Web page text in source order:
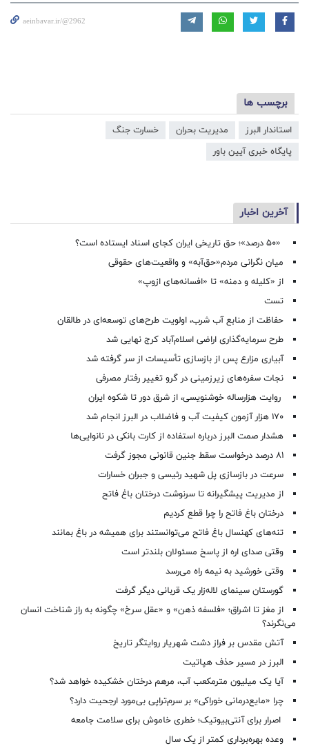
aeinbavar.ir/@2962
برچسب ها
استاندار البرز مدیریت بحران
خسارت جنگ
پایگاه خبری آیین باور
آخرین اخبار
«۵۰ درصد»؛ حق تاریخی ایران کجای اسناد ایستاده است؟
میان نگرانی مردم«حق‌آبه» و واقعیت‌های حقوقی
از «کلیله و دمنه» تا «افسانه‌های ازوپ»
تست
حفاظت از منابع آب شرب، اولویت طرح‌های توسعه‌ای در طالقان
طرح سرمایه‌گذاری اراضی اسلام‌آباد کرج نهایی شد
آبیاری مزارع پس از بازسازی تأسیسات از سر گرفته شد
نجات سفره‌های زیرزمینی در گرو تغییر رفتار مصرفی
روایت هزارساله خوشنویسی، از شرق دور تا شکوه ایران
۱۷۰ هزار آزمون کیفیت آب و فاضلاب در البرز انجام شد
هشدار صمت البرز درباره استفاده از کارت بانکی در نانوایی‌ها
۸۱ درصد درخواست‌ سقط جنین قانونی مجوز گرفت
سرعت در بازسازی پل شهید رئیسی و جبران خسارات
از مدیریت پیشگیرانه تا سرنوشت درختان باغ فاتح
درختان باغ فاتح را چرا قطع کردیم
تنه‌های کهنسال باغ فاتح می‌توانستند برای همیشه در باغ بمانند
وقتی صدای اره از پاسخ مسئولان بلندتر است
وقتی خورشید به نیمه راه می‌رسد
گورستان سینمای لاله‌زار یک قربانی دیگر گرفت
از مغز تا اشراق؛ «فلسفه ذهن» و «عقل سرخ» چگونه به راز شناخت انسان
می‌نگرند؟
آتش مقدس بر فراز دشت شهریار روایتگر تاریخ
البرز در مسیر حذف هپاتیت
آیا یک میلیون مترمکعب آب، مرهم درختان خشکیده خواهد شد؟
چرا «مایع‌درمانی خوراکی» بر سرم‌تراپی بی‌مورد ارجحیت دارد؟
اصرار برای آنتی‌بیوتیک؛ خطری خاموش برای سلامت جامعه
وعده بهره‌برداری کمتر از یک سال